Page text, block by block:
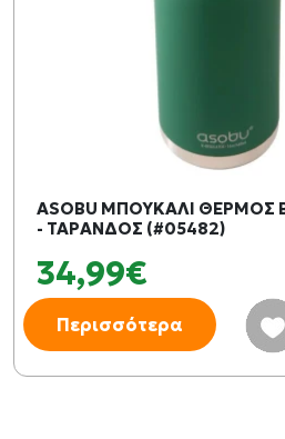
ASOBU ΜΠΟΥΚΑΛΙ ΘΕΡΜΟΣ
- ΤΑΡΑΝΔΟΣ (#05482)
34,99€
Περισσότερα